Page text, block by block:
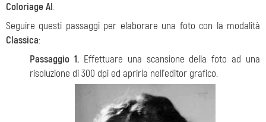
Coloriage AI.
Seguire questi passaggi per elaborare una foto con la modalità
Classica:
Passaggio 1.Effettuare una scansione della foto ad una
risoluzione di 300 dpi ed aprirla nell’editor grafico.